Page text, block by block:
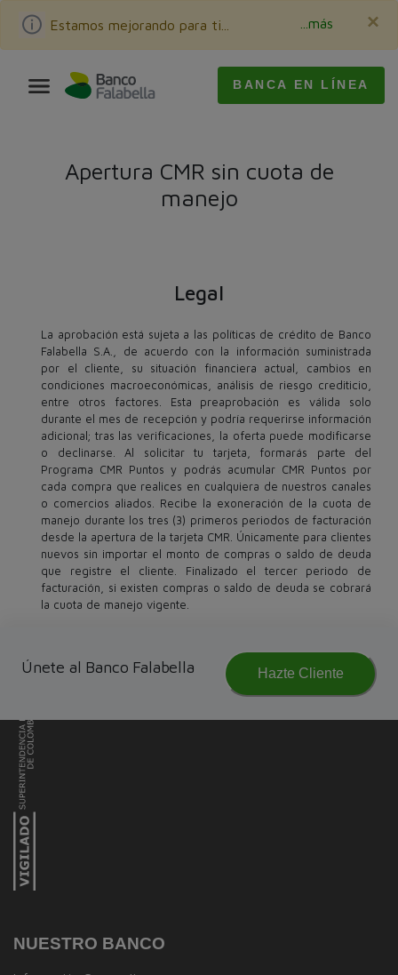
Estamos mejorando para ti... ...más ×
BANCA EN LÍNEA
Apertura CMR sin cuota de
manejo
Legal
La aprobación está sujeta a las políticas de crédito de Banco
Falabella S.A., de acuerdo con la información suministrada
por el cliente, su situación financiera actual, cambios en
condiciones macroeconómicas, análisis de riesgo crediticio,
entre otros factores. Esta preaprobación es válida solo
durante el mes de recepción y podría requerirse información
adicional; tras las verificaciones, la oferta puede modificarse
o declinarse. Al solicitar tu tarjeta, formarás parte del
Programa CMR Puntos y podrás acumular CMR Puntos por
cada compra que realices en cualquiera de nuestros canales
o comercios aliados. Recibe la exoneración de la cuota de
manejo durante los tres (3) primeros periodos de facturación
desde la apertura de la tarjeta CMR. Únicamente para clientes
nuevos sin importar el monto de compras o saldo de deuda
que registre el cliente. Finalizado el tercer periodo de
facturación, si existen compras o saldo de deuda se cobrará
la cuota de manejo vigente.
Únete al Banco Falabella Hazte Cliente
NUESTRO BANCO